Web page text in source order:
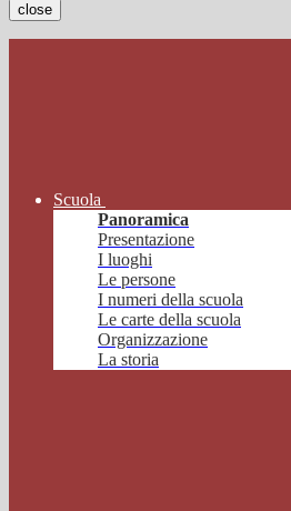
close
Scuola
Panoramica
Presentazione
I luoghi
Le persone
I numeri della scuola
Le carte della scuola
Organizzazione
La storia